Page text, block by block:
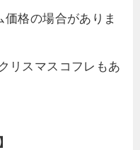
格の場合がありま
リスマスコフレもあ